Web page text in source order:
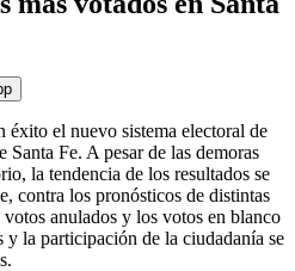
éxito el nuevo sistema electoral de
Fe. A pesar de las demoras
la tendencia de los resultados se
contra los pronósticos de distintas
anulados y los votos en blanco
la participación de la ciudadanía se